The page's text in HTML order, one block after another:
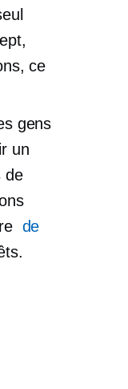
ce
gens
un
de
de